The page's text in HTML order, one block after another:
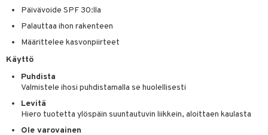
Päivävoide SPF 30:lla
Palauttaa ihon rakenteen
Määrittelee kasvonpiirteet
Käyttö
Puhdista
Valmistele ihosi puhdistamalla se huolellisesti
Levitä
Hiero tuotetta ylöspäin suuntautuvin liikkein, aloittaen kaulasta
Ole varovainen
Huulten Hoito
Happy
Happy For Men
Miehille
& Soujaus
& Ihonpuhdistus